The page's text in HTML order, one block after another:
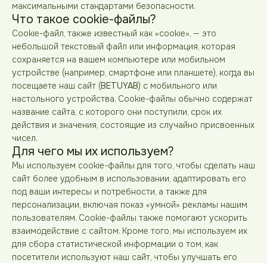
максимальными стандартами безопасности.
Что такое cookie-файлы?
Cookie-файл, также известный как «cookie», — это
небольшой текстовый файл или информация, которая
сохраняется на вашем компьютере или мобильном
устройстве (например, смартфоне или планшете), когда вы
посещаете наш сайт (BETUYAB) с мобильного или
настольного устройства. Cookie-файлы обычно содержат
название сайта, с которого они поступили, срок их
действия и значения, состоящие из случайно присвоенных
чисел.
Для чего мы их используем?
Мы используем cookie-файлы для того, чтобы сделать наш
сайт более удобным в использовании, адаптировать его
под ваши интересы и потребности, а также для
персонализации, включая показ «умной» рекламы нашим
пользователям. Cookie-файлы также помогают ускорить
взаимодействие с сайтом. Кроме того, мы используем их
для сбора статистической информации о том, как
посетители используют наш сайт, чтобы улучшать его